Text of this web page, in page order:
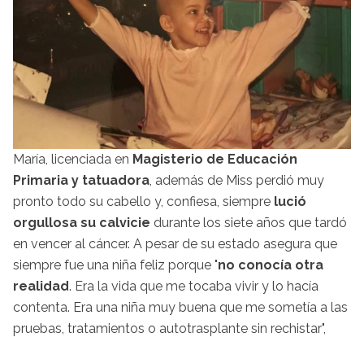
María, licenciada en Magisterio de Educación
Primaria y tatuadora , además de Miss perdió muy
pronto todo su cabello y, confiesa, siempre lució
orgullosa su calvicie durante los siete años que tardó
en vencer al cáncer. A pesar de su estado asegura que
siempre fue una niña feliz porque "no conocía otra
realidad. Era la vida que me tocaba vivir y lo hacía
contenta. Era una niña muy buena que me sometía a las
pruebas, tratamientos o autotrasplante sin rechistar",